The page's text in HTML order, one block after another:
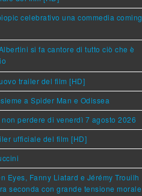
celebrativo una commedia coming
si fa cantore di tutto ciò che è
trailer del film [HD]
a Spider Man e Odissea
perdere di venerdì 7 agosto 2026
ufficiale del film [HD]
Eyes, Fanny Liatard e Jérémy Trouilh
seconda con grande tensione morale